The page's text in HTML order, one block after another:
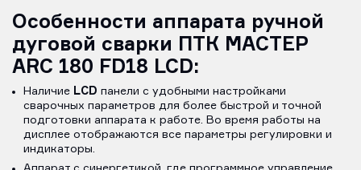
Особенности аппарата ручной
дуговой сварки ПТК МАСТЕР
ARC 180 FD18 LCD:
Наличие LCD панели с удобными настройками
сварочных параметров для более быстрой и точной
подготовки аппарата к работе. Во время работы на
дисплее отображаются все параметры регулировки и
индикаторы.